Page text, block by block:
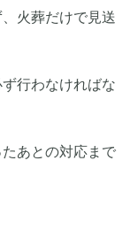
火葬だけで見送
行わなければな
あとの対応まで